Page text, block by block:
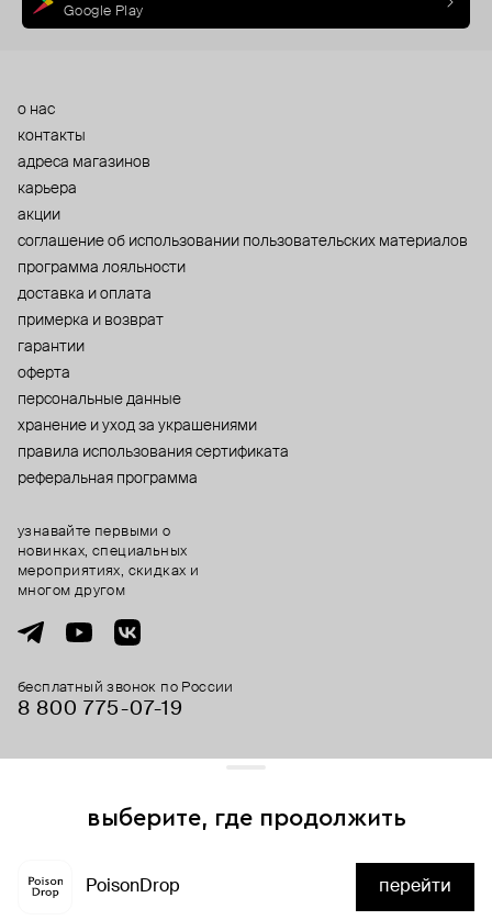
Google Play
о нас
контакты
адреса магазинов
карьера
акции
cоглашение об использовании пользовательских материалов
программа лояльности
доставка и оплата
примерка и возврат
гарантии
оферта
персональные данные
хранение и уход за украшениями
правила использования сертификата
реферальная программа
бесплатный звонок по России
8 800 775⁠-07⁠-19
узнавайте первыми о
новинках, специальных
мероприятиях, скидках и
многом другом
выберите, где продолжить
PoisonDrop перейти
и сервисы аналитики. Продолжая его использование,
вы соглашаетесь с нашим